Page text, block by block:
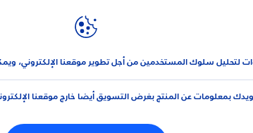
لتحليل سلوك المستخدمين من أجل تطوير موقعنا الإلكتروني،
بمعلومات عن المنتج بغرض التسويق أيضا خارج موقعنا
العلامة التجارية و الشركة